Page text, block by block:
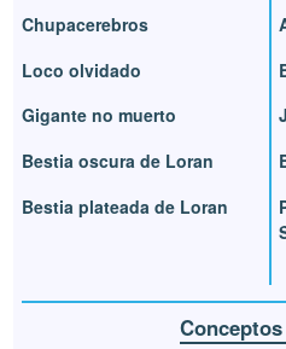
Chupacerebros
Loco olvidado
Gigante no muerto
Bestia oscura de Loran
Bestia plateada de Loran